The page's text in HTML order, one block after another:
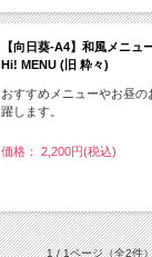
【向日葵-A4】和風メニュ
Hi! MENU (旧 粋々)
おすすめメニューやお昼
躍します。
価格： 2,200円(税込)
1 / 1ページ（全2件